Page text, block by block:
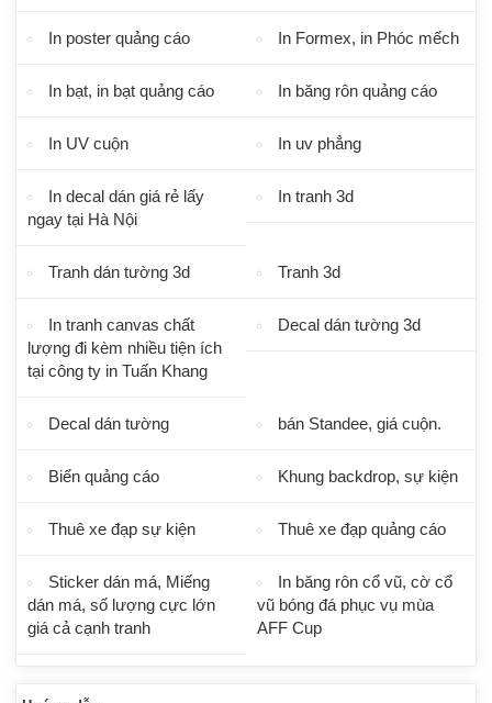
In poster quảng cáo In Formex, in Phóc mếch
In bạt, in bạt quảng cáo In băng rôn quảng cáo
In UV cuộn In uv phẳng
In decal dán giá rẻ lấy
ngay tại Hà Nội
In tranh 3d
Tranh dán tường 3d Tranh 3d
In tranh canvas chất
lượng đi kèm nhiều tiện ích
tại công ty in Tuấn Khang
Decal dán tường 3d
Decal dán tường bán Standee, giá cuộn.
Biển quảng cáo Khung backdrop, sự kiện
Thuê xe đạp sự kiện Thuê xe đạp quảng cáo
Sticker dán má, Miếng
dán má, số lượng cực lớn
giá cả cạnh tranh
In băng rôn cổ vũ, cờ cổ
vũ bóng đá phục vụ mùa
AFF Cup